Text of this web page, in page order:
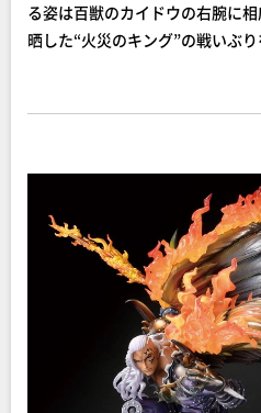
る姿は百獣のカイドウの右腕に
晒した“火災のキング”の戦いぶ